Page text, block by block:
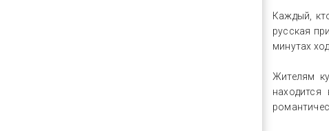
Каждый,
русская
минутах
Жителям